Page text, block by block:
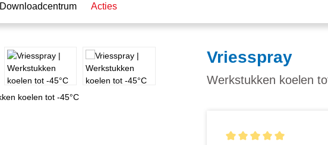
Downloadcentrum Acties
Vriesspray
Werkstukken koelen